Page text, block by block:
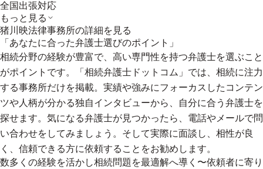
全国出張対応
もっと見る
猪川映法律事務所の詳細を見る
「あなたに合った弁護士選びのポイント」
相続分野の経験が豊富で、高い専門性を持つ弁護士を選ぶこと
がポイントです。「相続弁護士ドットコム」では、相続に注力
する事務所だけを掲載。実績や強みにフォーカスしたコンテン
ツや人柄が分かる独自インタビューから、自分に合う弁護士を
探せます。気になる弁護士が見つかったら、電話やメールで問
い合わせをしてみましょう。そして実際に面談し、相性が良
く、信頼できる方に依頼することをお勧めします。
数多くの経験を活かし相続問題を最適解へ導く〜依頼者に寄り